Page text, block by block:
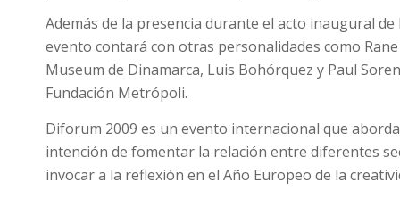
Además de la presencia durante el acto inaugural
evento contará con otras personalidades como
Museum de Dinamarca, Luis Bohórquez y Paul
Fundación Metrópoli.
Diforum 2009 es un evento internacional que
intención de fomentar la relación entre diferentes
invocar a la reflexión en el Año Europeo de la